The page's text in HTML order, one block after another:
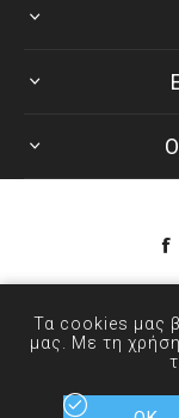
© 2026 ANXIN
Τα cookies μας
μας. Με τη